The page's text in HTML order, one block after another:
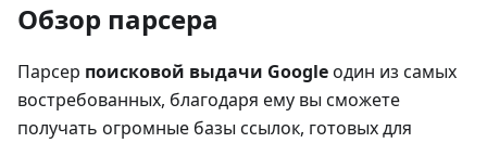
Обзор парсера
Парсер поисковой выдачи Googleодин из самых
востребованных, благодаря ему вы сможете
получать огромные базы ссылок, готовых для